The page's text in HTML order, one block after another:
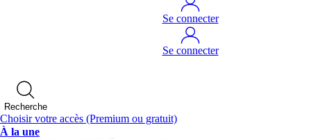
Se connecter
Se connecter
Recherche
Choisir votre accès (Premium ou gratuit)
À la une